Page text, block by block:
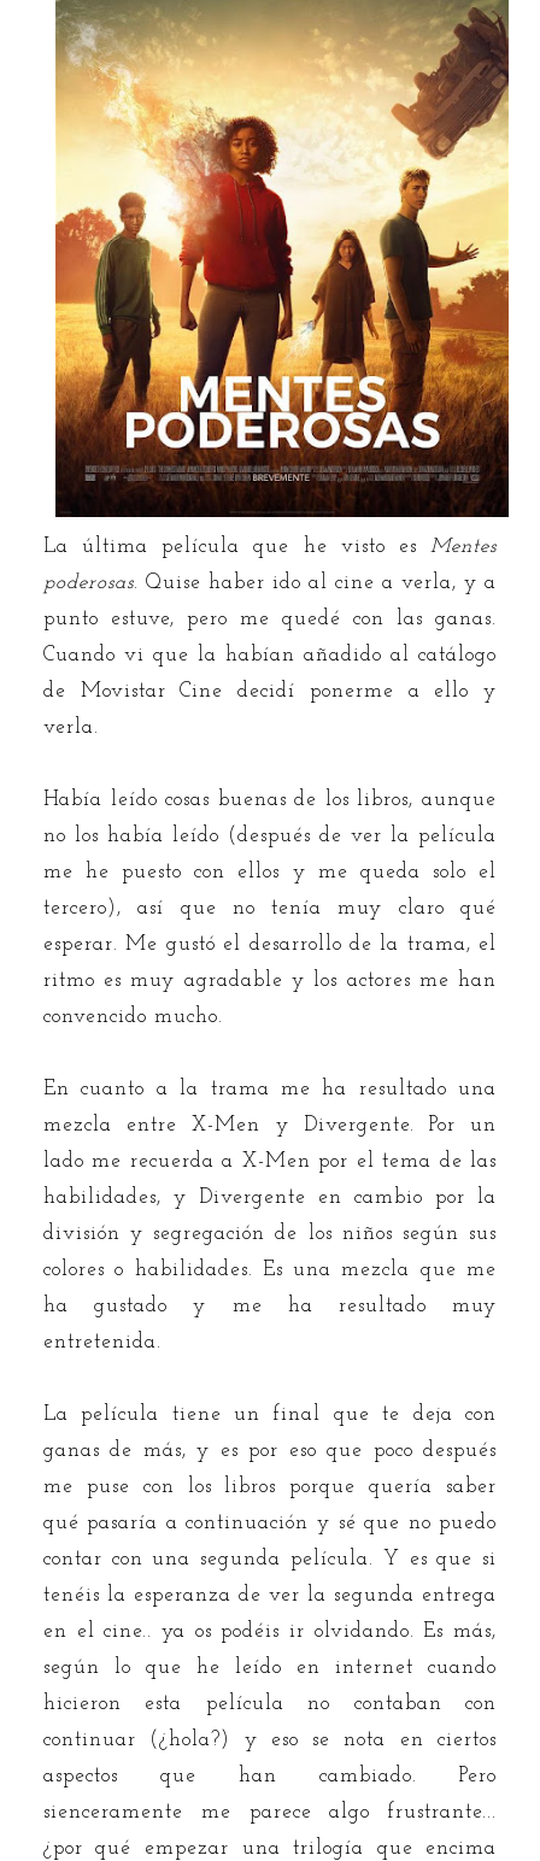
La última película que he visto esMentes
poderosas. Quise haber ido al cine a verla, y a
punto estuve, pero me quedé con las ganas.
Cuando vi que la habían añadido al catálogo
de Movistar Cine decidí ponerme a ello y
verla.
Había leído cosas buenas de los libros, aunque
no los había leído (después de ver la película
me he puesto con ellos y me queda solo el
tercero), así que no tenía muy claro qué
esperar. Me gustó el desarrollo de la trama, el
ritmo es muy agradable y los actores me han
convencido mucho.
En cuanto a la trama me ha resultado una
mezcla entre X-Men y Divergente. Por un
lado me recuerda a X-Men por el tema de las
habilidades, y Divergente en cambio por la
división y segregación de los niños según sus
colores o habilidades. Es una mezcla que me
ha gustado y me ha resultado muy
entretenida.
La película tiene un final que te deja con
ganas de más, y es por eso que poco después
me puse con los libros porque quería saber
qué pasaría a continuación y sé que no puedo
contar con una segunda película. Y es que si
tenéis la esperanza de ver la segunda entrega
en el cine.. ya os podéis ir olvidando. Es más,
según lo que he leído en internet cuando
hicieron esta película no contaban con
continuar (¿hola?) y eso se nota en ciertos
aspectos que han cambiado. Pero
sienceramente me parece algo frustrante...
¿por qué empezar una trilogía que encima